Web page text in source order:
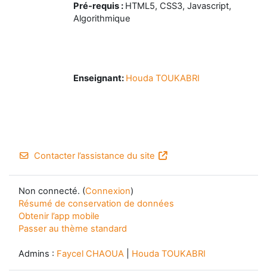
Pré-requis : HTML5, CSS3, Javascript,
Algorithmique
Enseignant: Houda TOUKABRI
Contacter l’assistance du site
Non connecté. (Connexion)
Résumé de conservation de données
Obtenir l’app mobile
Passer au thème standard
Admins : Faycel CHAOUA Houda TOUKABRI